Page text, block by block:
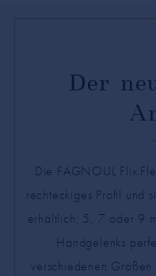
Der
Die FAGNOUL
rechteckiges Profil und
erhältlich: 5, 7 oder 9
Handgelenks
verschiedenen